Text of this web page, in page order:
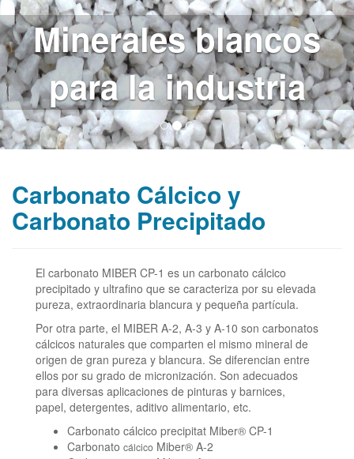
Minerales blancos
para la industria
Carbonato Cálcico y
Carbonato Precipitado
El carbonato MIBER CP-1 es un carbonato cálcico
precipitado y ultrafino que se caracteriza por su elevada
pureza, extraordinaria blancura y pequeña partícula.
Por otra parte, el MIBER A-2, A-3 y A-10 son carbonatos
cálcicos naturales que comparten el mismo mineral de
origen de gran pureza y blancura. Se diferencian entre
ellos por su grado de micronización. Son adecuados
para diversas aplicaciones de pinturas y barnices,
papel, detergentes, aditivo alimentario, etc.
Carbonato cálcico precipitat Miber® CP-1
Carbonato cálcico Miber® A-2